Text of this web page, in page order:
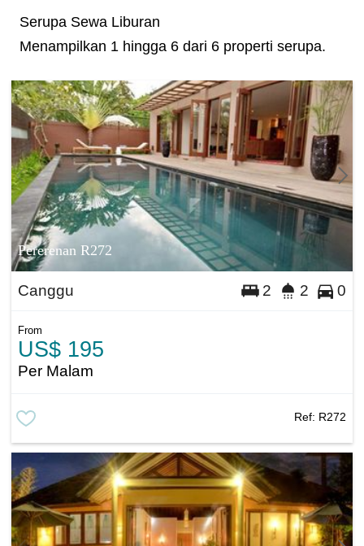
Serupa Sewa Liburan
Menampilkan 1 hingga 6 dari 6 properti serupa.
Pererenan R272
Canggu 2 2 0
From
US$ 195
Per Malam
Ref: R272